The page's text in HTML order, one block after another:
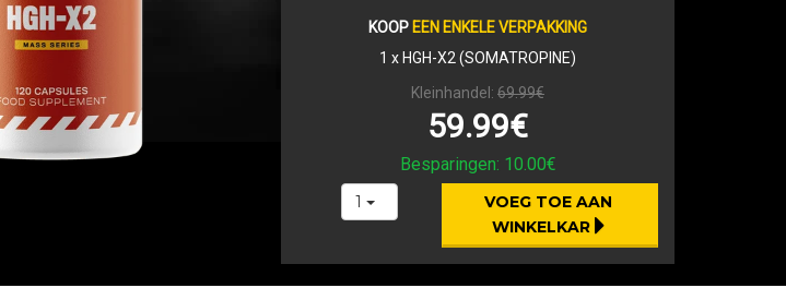
KOOP EEN ENKELE VERPAKKING
1 x HGH-X2 (SOMATROPINE)
Kleinhandel: 69.99€
59.99€
Besparingen: 10.00€
1
VOEG TOE AAN
WINKELKAR